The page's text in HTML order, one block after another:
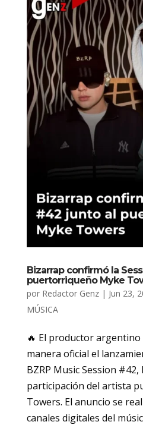
Bizarrap confirmó la
puertorriqueño Myke
por Redactor Genz| Jun 23,
MÚSICA
🔥 El productor
manera oficial el
BZRP Music Session
participación del artista
Towers. El anuncio se
canales digitales del